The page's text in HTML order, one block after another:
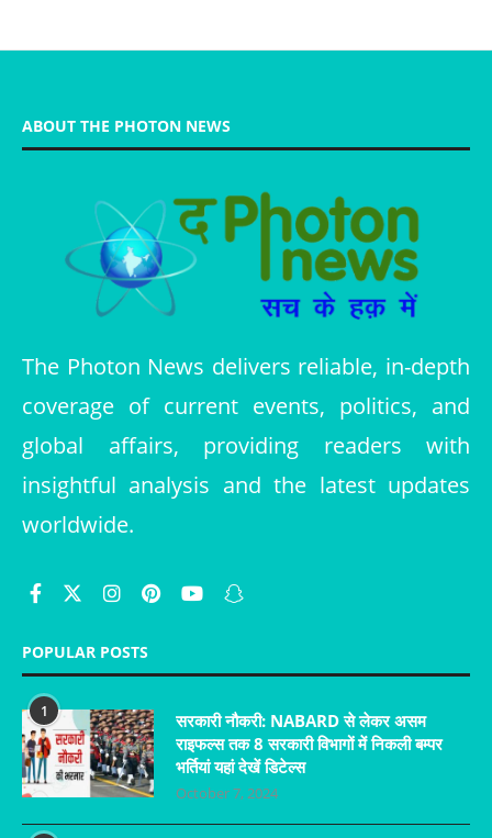
ABOUT THE PHOTON NEWS
The Photon News delivers reliable, in-depth
coverage of current events, politics, and
global affairs, providing readers with
insightful analysis and the latest updates
worldwide.
POPULAR POSTS
1
सरकारी नौकरी: NABARD से लेकर असम
राइफल्स तक 8 सरकारी विभागों में निकली बम्पर
भर्तियां यहां देखें डिटेल्स
October 7, 2024